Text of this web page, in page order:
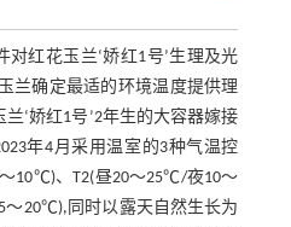
对红花玉兰‘娇红1号’生理及光
兰确定最适的环境温度提供理
‘娇红1号’2年生的大容器嫁接
年4月采用温室的3种气温控
10℃)、T2(昼20～25℃/夜10～
20℃),同时以露天自然生长为